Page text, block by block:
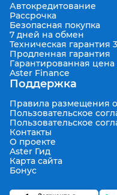
Автокредитование
Рассрочка
Безопасная покупка
7 дней на обмен
Техническая гарантия
Продленная гарантия
Гарантированная цена
Aster Finance
Поддержка
Правила размещения
Пользовательское
Пользовательское
Контакты
О проекте
Aster Гид
Карта сайта
Бонус